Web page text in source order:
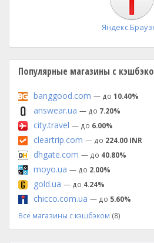
Популярные магазины с
banggood.com — до 10.40%
answear.ua — до 7.20%
city.travel — до 6.00%
cleartrip.com — до 224.00 INR
dhgate.com — до 40.80%
moyo.ua — до 2.00%
gold.ua — до 4.24%
chicco.com.ua — до 5.60%
Все магазины с кэшбэком (8)